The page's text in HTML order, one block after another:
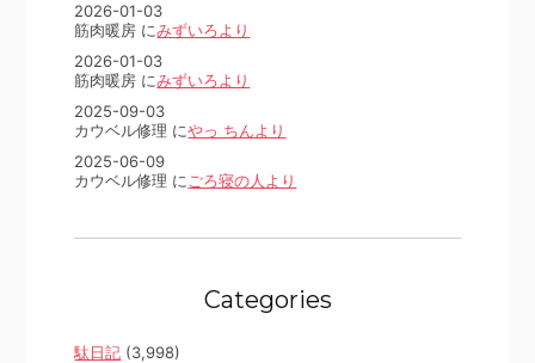
2026-01-03
筋肉暖房 にみずいろより
2026-01-03
筋肉暖房 にみずいろより
2025-09-03
カウベル修理 にやっ ちんより
2025-06-09
カウベル修理 に ごろ寝の人より
Categories
駄日記 (3,998)